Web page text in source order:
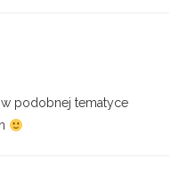
podobnej tematyce